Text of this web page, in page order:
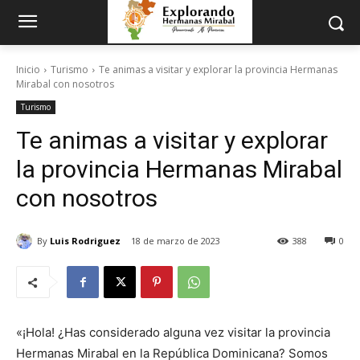
Inicio Turismo
Te animas a visitar y explorar la provincia Hermanas
Mirabal con nosotros
Turismo
Te animas a visitar y explorar
la provincia Hermanas Mirabal
con nosotros
By Luis Rodriguez 18 de marzo de 2023 0
388
«¡Hola! ¿Has considerado alguna vez visitar la provincia
Hermanas Mirabal en la República Dominicana? Somos